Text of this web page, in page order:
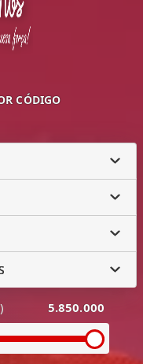
CÓDIGO
5.850.000